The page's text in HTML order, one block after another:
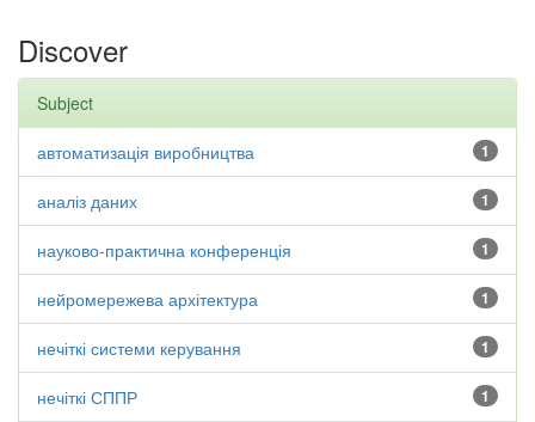
Discover
Subject
1
автоматизація виробництва
1
аналіз даних
1
науково-практична конференція
1
нейромережева архітектура
1
нечіткі системи керування
1
нечіткі СППР